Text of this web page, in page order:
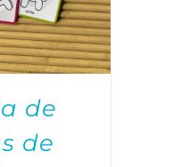
de
de